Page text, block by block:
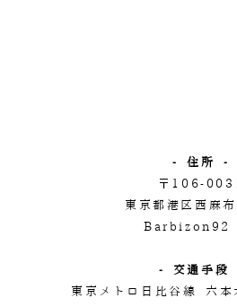
- 住所 -
〒106-
東京都港区西麻
Barbizon92
- 交通手段
東京メトロ日比谷線 六